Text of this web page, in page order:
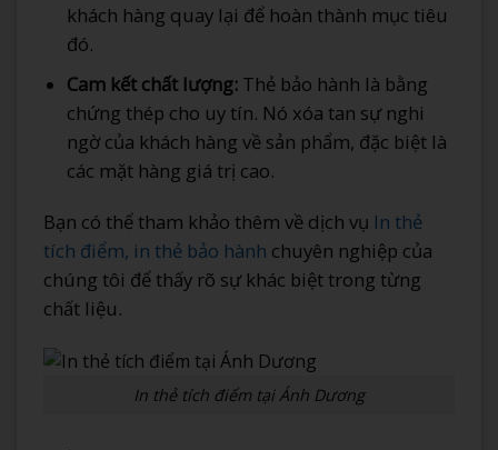
khách hàng quay lại để hoàn thành mục tiêu
đó.
Cam kết chất lượng:Thẻ bảo hành là bằng
chứng thép cho uy tín. Nó xóa tan sự nghi
ngờ của khách hàng về sản phẩm, đặc biệt là
các mặt hàng giá trị cao.
Bạn có thể tham khảo thêm về dịch vụ In thẻ
tích điểm, in thẻ bảo hành chuyên nghiệp của
chúng tôi để thấy rõ sự khác biệt trong từng
chất liệu.
In thẻ tích điểm tại Ánh Dương